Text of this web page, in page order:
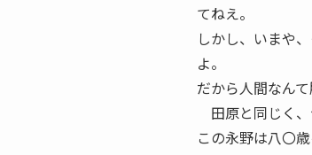
てねえ。
しかし、いまや
よ。
だから人間なん
田原と同じく、
この永野は八〇